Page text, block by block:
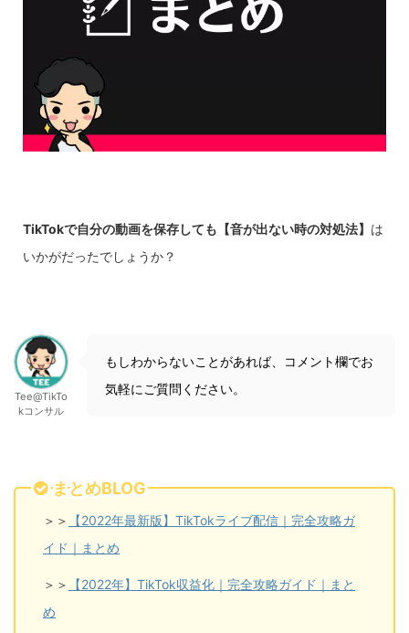
TikTokで自分の動画を保存しても【音が出ない時の対処法】 は
いかがだったでしょうか？
Tee@TikTo
kコンサル
もしわからないことがあれば、コメント欄でお
気軽にご質問ください。
まとめBLOG
＞＞
【2022年最新版】TikTokライブ配信｜完全攻略ガ
イド｜まとめ
＞＞
【2022年】TikTok収益化｜完全攻略ガイド｜まと
め